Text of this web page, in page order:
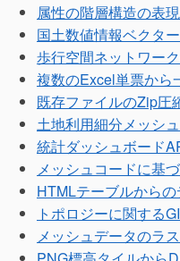
属性の階層構造の表
国土数値情報ベクタ
歩行空間ネットワー
複数のExcel単票から
既存ファイルのZip圧
土地利用細分メッシ
統計ダッシュボード
メッシュコードに基
HTMLテーブルから
トポロジーに関する
メッシュデータのラ